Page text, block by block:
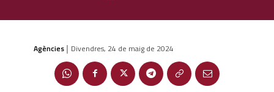
Agències | Divendres, 24 de maig de 2024